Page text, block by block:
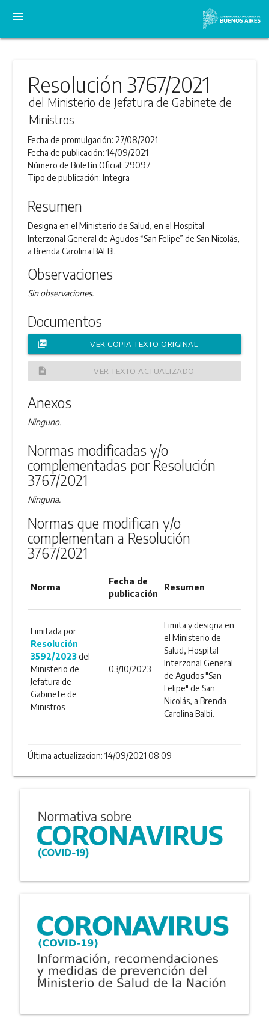
menu
Resolución 3767/2021
del Ministerio de Jefatura de Gabinete de
Ministros
Fecha de promulgación: 27/08/2021
Fecha de publicación:14/09/2021
Número de Boletín Oficial: 29097
Tipo de publicación:Integra
Resumen
Designa en el Ministerio de Salud, en el Hospital
Interzonal General de Agudos “San Felipe” de San Nicolás,
a Brenda Carolina BALBI.
Observaciones
Sin observaciones.
Documentos
picture_as_pdf VER COPIA TEXTO ORIGINAL
description VER TEXTO ACTUALIZADO
Anexos
Ninguno.
Normas modificadas y/o
complementadas por Resolución
3767/2021
Ninguna.
Normas que modifican y/o
complementan a Resolución
3767/2021
Norma
Fecha de
publicación
Resumen
Limitada por
Resolución
3592/2023del
Ministerio de
Jefatura de
Gabinete de
Ministros
03/10/2023
Limita y designa en
el Ministerio de
Salud, Hospital
Interzonal General
de Agudos "San
Felipe" de San
Nicolás, a Brenda
Carolina Balbi.
Última actualizacion: 14/09/2021 08:09